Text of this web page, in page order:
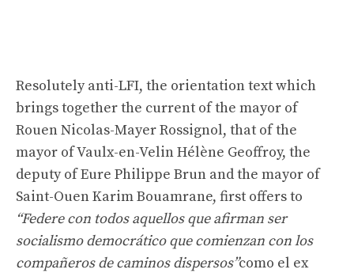
Resolutely anti-LFI, the orientation text which
brings together the current of the mayor of
Rouen Nicolas-Mayer Rossignol, that of the
mayor of Vaulx-en-Velin Hélène Geoffroy, the
deputy of Eure Philippe Brun and the mayor of
Saint-Ouen Karim Bouamrane, first offers to
“Federe con todos aquellos que afirman ser
socialismo democrático que comienzan con los
compañeros de caminos dispersos”como el ex